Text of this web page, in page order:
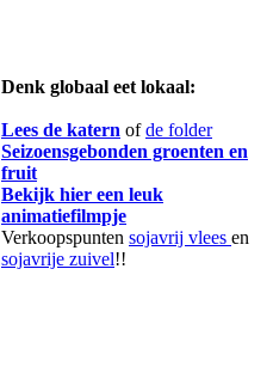
Denk globaal eet lokaal:
Lees de katern ofde folder
Seizoensgebonden groenten en
fruit
Bekijk hier een leuk
animatiefilmpje
Verkoopspunten sojavrij vlees en
sojavrije zuivel!!